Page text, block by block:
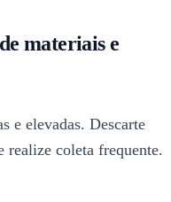
materiais e
e elevadas. Descarte
realize coleta frequente.